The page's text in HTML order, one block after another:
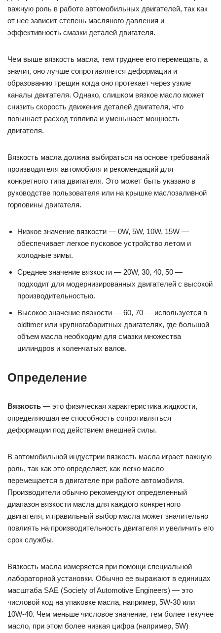
важную роль в работе автомобильных двигателей, так как
от нее зависит степень масляного давления и
эффективность смазки деталей двигателя.
Чем выше вязкость масла, тем труднее его перемещать, а
значит, оно лучше сопротивляется деформации и
образованию трещин когда оно протекает через узкие
каналы двигателя. Однако, слишком вязкое масло может
снизить скорость движения деталей двигателя, что
повышает расход топлива и уменьшает мощность
двигателя.
Вязкость масла должна выбираться на основе требований
производителя автомобиля и рекомендаций для
конкретного типа двигателя. Это может быть указано в
руководстве пользователя или на крышке маслозаливной
горловины двигателя.
Низкое значение вязкости — 0W, 5W, 10W, 15W —
обеспечивает легкое пусковое устройство летом и
холодные зимы.
Среднее значение вязкости — 20W, 30, 40, 50 —
подходит для модернизированных двигателей с высокой
производительностью.
Высокое значение вязкости — 60, 70 — используется в
oldtimer или крупногабаритных двигателях, где большой
объем масла необходим для смазки множества
цилиндров и коленчатых валов.
Определение
Вязкость — это физическая характеристика жидкости,
определяющая ее способность сопротивляться
деформации под действием внешней силы.
В автомобильной индустрии вязкость масла играет важную
роль, так как это определяет, как легко масло
перемещается в двигателе при работе автомобиля.
Производители обычно рекомендуют определенный
диапазон вязкости масла для каждого конкретного
двигателя, и правильный выбор масла может значительно
повлиять на производительность двигателя и увеличить его
срок службы.
Вязкость масла измеряется при помощи специальной
лабораторной установки. Обычно ее выражают в единицах
масштаба SAE (Society of Automotive Engineers) — это
числовой код на упаковке масла, например, 5W-30 или
10W-40. Чем меньше числовое значение, тем более текучее
масло, при этом более низкая цифра (например, 5W)